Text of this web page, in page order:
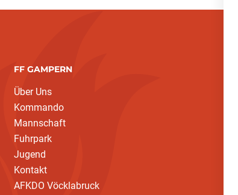
FF GAMPERN
Über Uns
Kommando
Mannschaft
Fuhrpark
Jugend
Kontakt
AFKDO Vöcklabruck